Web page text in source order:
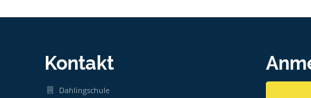
Kontakt
Dahlingschule